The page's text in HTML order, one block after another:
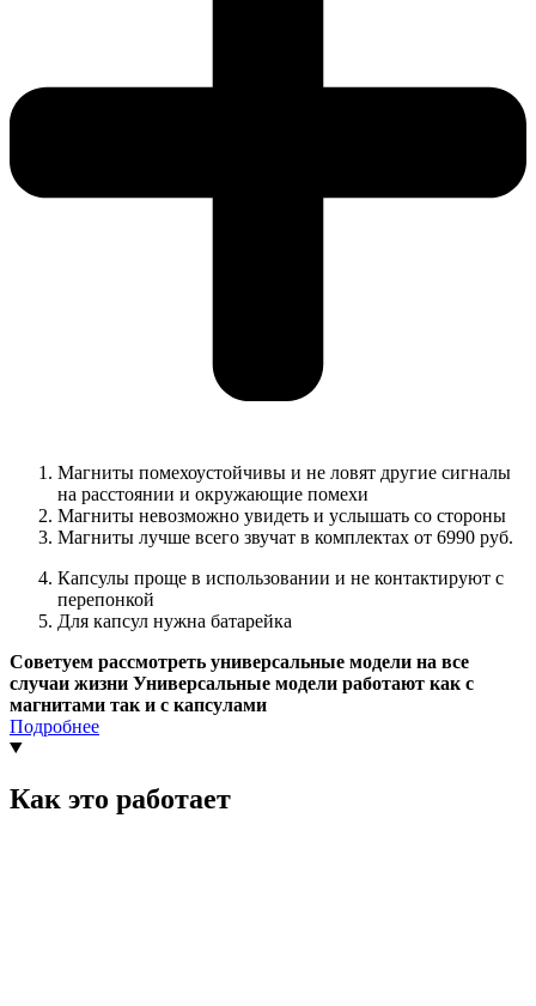
Магниты помехоустойчивы и не ловят другие сигналы
на расстоянии и окружающие помехи
Магниты невозможно увидеть и услышать со стороны
Магниты лучше всего звучат в комплектах от 6990 руб.
Капсулы проще в использовании и не контактируют с
перепонкой
Для капсул нужна батарейка
Советуем рассмотреть универсальные модели на все
случаи жизни Универсальные модели работают как с
магнитами так и с капсулами
Подробнее
Как это работает